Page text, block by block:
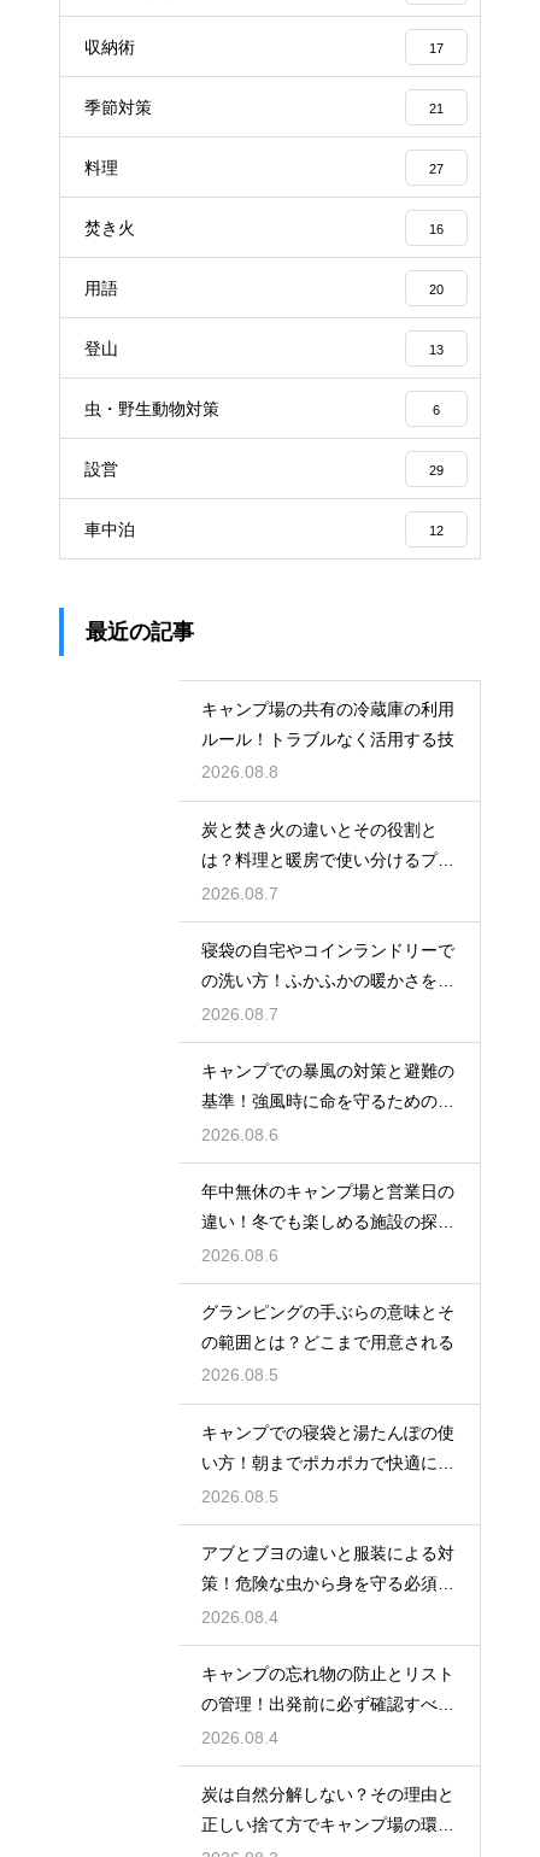
収納術 17
季節対策 21
料理 27
焚き火 16
用語 20
登山 13
虫・野生動物対策 6
設営 29
車中泊 12
最近の記事
キャンプ場の共有の冷蔵庫の利用
ルール！トラブルなく活用する技
2026.08.8
炭と焚き火の違いとその役割と
は？料理と暖房で使い分けるプロ
の技
2026.08.7
寝袋の自宅やコインランドリーで
の洗い方！ふかふかの暖かさを復
活させる
2026.08.7
キャンプでの暴風の対策と避難の
基準！強風時に命を守るための行
動
2026.08.6
年中無休のキャンプ場と営業日の
違い！冬でも楽しめる施設の探し
方
2026.08.6
グランピングの手ぶらの意味とそ
の範囲とは？どこまで用意される
2026.08.5
キャンプでの寝袋と湯たんぽの使
い方！朝までポカポカで快適に眠
る方法
2026.08.5
アブとブヨの違いと服装による対
策！危険な虫から身を守る必須知
識
2026.08.4
キャンプの忘れ物の防止とリスト
の管理！出発前に必ず確認すべき
持ち物
2026.08.4
炭は自然分解しない？その理由と
正しい捨て方でキャンプ場の環境